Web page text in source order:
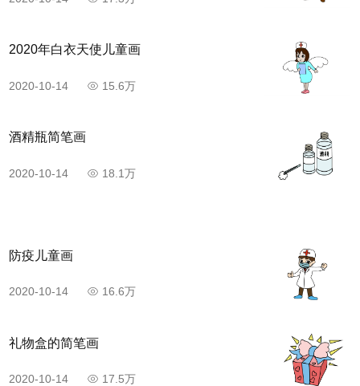
2020年白衣天使儿童画
2020-10-14 15.6万
酒精瓶简笔画
2020-10-14 18.1万
防疫儿童画
2020-10-14 16.6万
礼物盒的简笔画
2020-10-14 17.5万